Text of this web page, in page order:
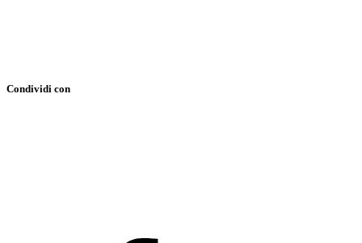
Condividi con